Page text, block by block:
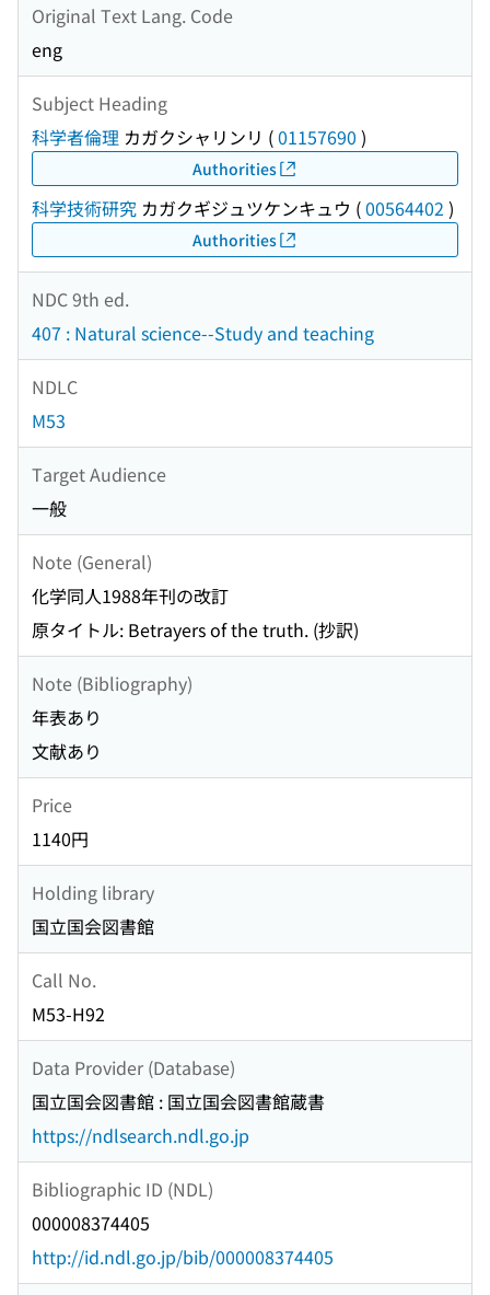
Original Text Lang. Code
eng
Subject Heading
科学者倫理 カガクシャリンリ (01157690 )
Authorities
科学技術研究 カガクギジュツケンキュウ (00564402 )
Authorities
NDC 9th ed.
407 : Natural science--Study and teaching
NDLC
M53
Target Audience
一般
Note (General)
化学同人1988年刊の改訂
原タイトル: Betrayers of the truth. (抄訳)
Note (Bibliography)
年表あり
文献あり
Price
1140円
Holding library
国立国会図書館
Call No.
M53-H92
Data Provider (Database)
国立国会図書館 : 国立国会図書館蔵書
https://ndlsearch.ndl.go.jp
Bibliographic ID (NDL)
000008374405
http://id.ndl.go.jp/bib/000008374405